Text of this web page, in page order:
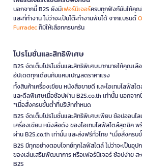
นอกจากนี้ B2S ยังมีเฟอร์นิเจอร์ครบทุกฟังก์ชันให้คุณ
และที่ทำงาน ไม่ว่าจะเป็นโต๊ะทำงานพับได้ จากแบรนด์
Furradecก็มีให้เลือกครบครัน
โปรโมชั่นและสิทธิพิเศษ
B2S จัดเต็มโปรโมชั่นและสิทธิพิเศษมากมายให้คุณเลื
อัปเดตทุกเดือนกับแคมเปญลดราคาแรง
ทั้งสินค้าเครื่องเขียน หนังสือขายดี และไอเทมไลฟ์ส
และดีลพิเศษเมื่อช้อปผ่าน B2S.co.th เท่านั้น นอกจา
*เมื่อสั่งครบขั้นต่ำที่บริษัทกำหนด
B2S จัดเต็มโปรโมชั่นและสิทธิพิเศษเพียบ ช้อปออนไ
เครื่องเขียน หนังสือดัง ของไอเทมไลฟ์สไตล์สุดชิค
ผ่าน B2S.co.th เท่านั้น และส่งฟรีทั่วไทย *เมื่อสั่งคร
B2S มีทุกอย่างตอบโจทย์ทุกไลฟ์สไตล์ ไม่ว่าจะเป็นอุ
ของเล่นเสริมพัฒนาการ หรือเฟอร์นิเจอร์ ช้อปง่าย ส
B2S